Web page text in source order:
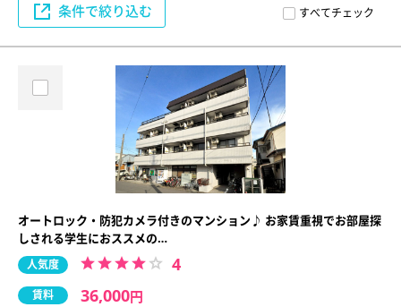
すべてチェック
条件で絞り込む
オートロック・防犯カメラ付きのマンション♪ お家賃重視でお部屋探
しされる学生におススメの…
人気度 4
賃料 36,000円